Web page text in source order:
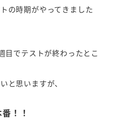
の時期がやってきました
目でテストが終わったとこ
と思いますが、
！！